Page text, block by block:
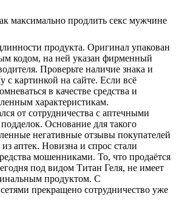
продукта. Оригинал упакован
кодом, на ней указан фирменный
Проверьте наличие знака и
с картинкой на сайте. Если всё
в качестве средства и
характеристикам.
от сотрудничества с аптечными
Основание для такого
негативные отзывы покупателей
аптек. Новизна и спрос стали
мошенниками. То, что продаётся
под видом Титан Геля, не имеет
продуктом. С
прекращено сотрудничество уже